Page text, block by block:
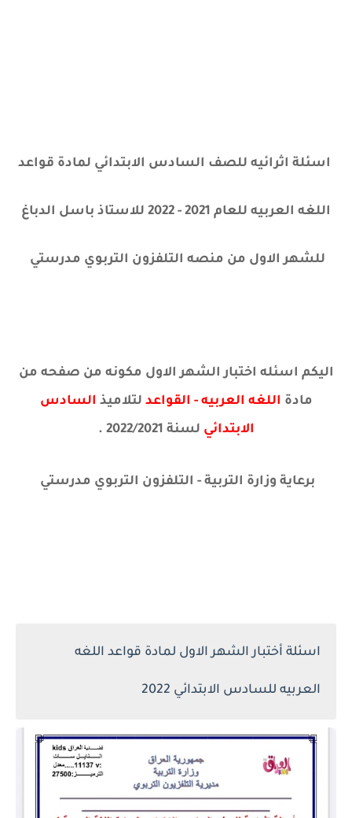
اسئلة اثرائيه للصف السادس الابتدائي لمادة قواعد
اللغه العربيه للعام 2021 - 2022 للاستاذ باسل الدباغ
للشهر الاول من منصه التلفزون التربوي مدرستي
اليكم اسئله اختبار الشهر الاول مكونه من صفحه من
مادة اللغه العربيه - القواعد لتلاميذ السادس
الابتدائي لسنة 2022/2021 .
برعاية وزارة التربية - التلفزون التربوي مدرستي
اسئلة أختبار الشهر الاول لمادة قواعد اللغه
العربيه للسادس الابتدائي 2022